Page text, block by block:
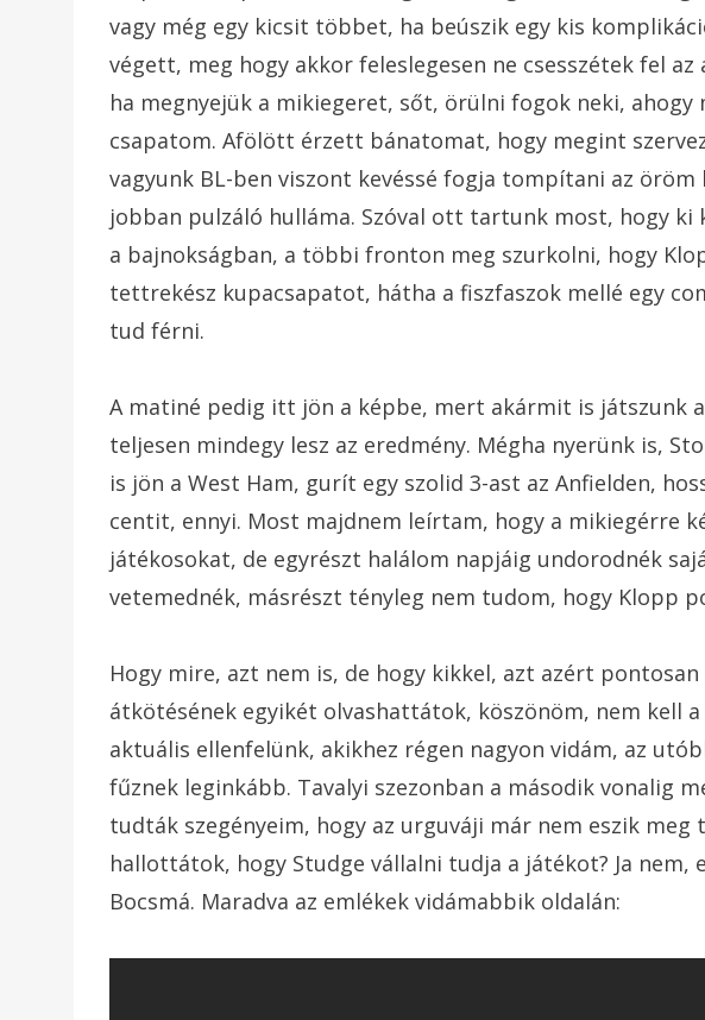
vagy még egy kicsit többet, ha beúszik egy kis
végett, meg hogy akkor feleslegesen ne csesszétek fel az
ha megnyejük a mikiegeret, sőt, örülni fogok neki, ahogy
csapatom. Afölött érzett bánatomat, hogy megint
vagyunk BL-ben viszont kevéssé fogja tompítani az öröm
jobban pulzáló hulláma. Szóval ott tartunk most, hogy ki
a bajnokságban, a többi fronton meg szurkolni, hogy
tettrekész kupacsapatot, hátha a fiszfaszok mellé egy
tud férni.
A matiné pedig itt jön a képbe, mert akármit is játszunk
teljesen mindegy lesz az eredmény. Mégha nyerünk is,
is jön a West Ham, gurít egy szolid 3-ast az Anfielden,
centit, ennyi. Most majdnem leírtam, hogy a mikiegérre
játékosokat, de egyrészt halálom napjáig undorodnék
vetemednék, másrészt tényleg nem tudom, hogy Klopp
Hogy mire, azt nem is, de hogy kikkel, azt azért
átkötésének egyikét olvashattátok, köszönöm, nem kell a
aktuális ellenfelünk, akikhez régen nagyon vidám, az
fűznek leginkább. Tavalyi szezonban a második vonalig
tudták szegényeim, hogy az urguváji már nem eszik
hallottátok, hogy Studge vállalni tudja a játékot? Ja nem,
Bocsmá. Maradva az emlékek vidámabbik oldalán: